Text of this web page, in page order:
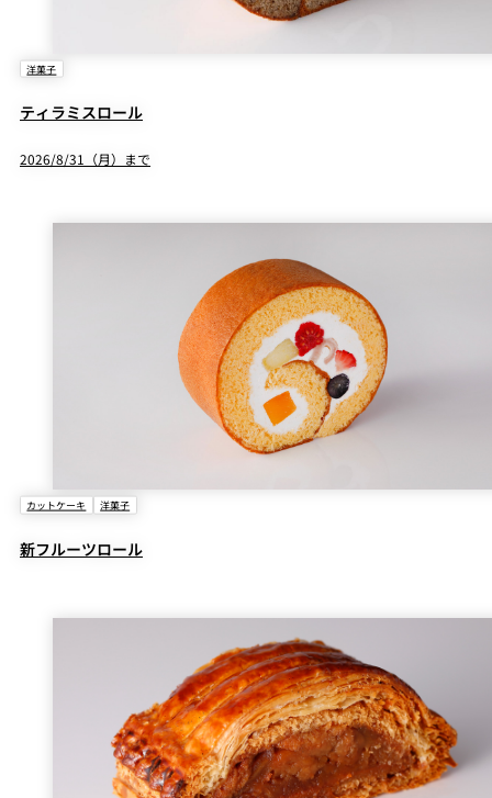
洋菓子
ティラミスロール
2026/8/31（月）まで
カットケーキ 洋菓子
新フルーツロール